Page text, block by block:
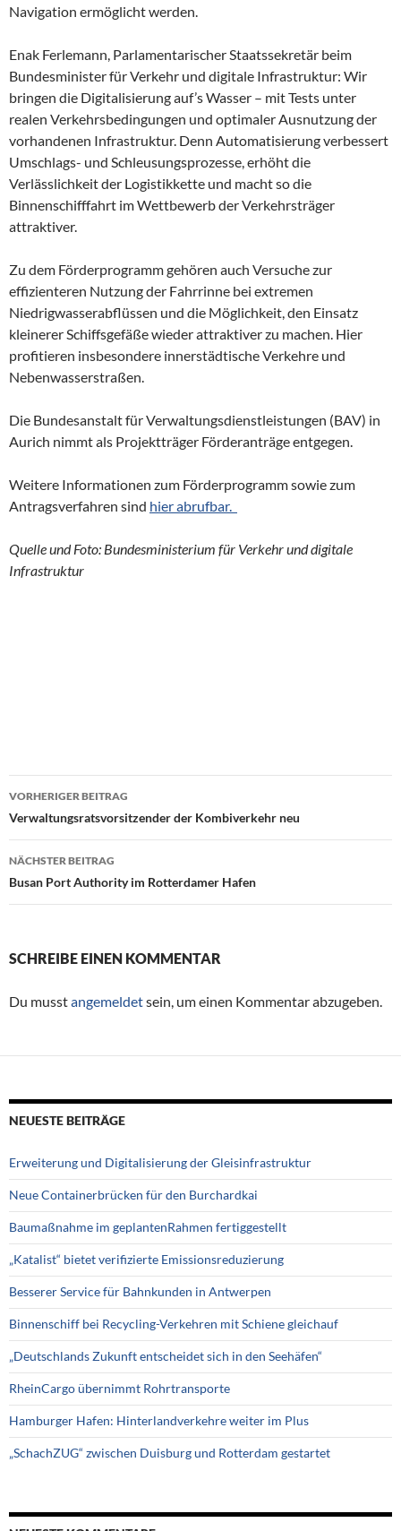
Navigation ermöglicht werden.
Enak Ferlemann, Parlamentarischer Staatssekretär beim
Bundesminister für Verkehr und digitale Infrastruktur: Wir
bringen die Digitalisierung auf’s Wasser – mit Tests unter
realen Verkehrsbedingungen und optimaler Ausnutzung der
vorhandenen Infrastruktur. Denn Automatisierung verbessert
Umschlags- und Schleusungsprozesse, erhöht die
Verlässlichkeit der Logistikkette und macht so die
Binnenschifffahrt im Wettbewerb der Verkehrsträger
attraktiver.
Zu dem Förderprogramm gehören auch Versuche zur
effizienteren Nutzung der Fahrrinne bei extremen
Niedrigwasserabflüssen und die Möglichkeit, den Einsatz
kleinerer Schiffsgefäße wieder attraktiver zu machen. Hier
profitieren insbesondere innerstädtische Verkehre und
Nebenwasserstraßen.
Die Bundesanstalt für Verwaltungsdienstleistungen (BAV) in
Aurich nimmt als Projektträger Förderanträge entgegen.
Weitere Informationen zum Förderprogramm sowie zum
Antragsverfahren sind hier abrufbar.
Quelle und Foto: Bundesministerium für Verkehr und digitale
Infrastruktur
Beitragsnavigation
VORHERIGER BEITRAG
Verwaltungsratsvorsitzender der Kombiverkehr neu
NÄCHSTER BEITRAG
Busan Port Authority im Rotterdamer Hafen
SCHREIBE EINEN KOMMENTAR
Du musstangemeldetsein, um einen Kommentar abzugeben.
NEUESTE BEITRÄGE
Erweiterung und Digitalisierung der Gleisinfrastruktur
Neue Containerbrücken für den Burchardkai
Baumaßnahme im geplantenRahmen fertiggestellt
„Katalist“ bietet verifizierte Emissionsreduzierung
Besserer Service für Bahnkunden in Antwerpen
Binnenschiff bei Recycling-Verkehren mit Schiene gleichauf
„Deutschlands Zukunft entscheidet sich in den Seehäfen“
RheinCargo übernimmt Rohrtransporte
Hamburger Hafen: Hinterlandverkehre weiter im Plus
„SchachZUG“ zwischen Duisburg und Rotterdam gestartet